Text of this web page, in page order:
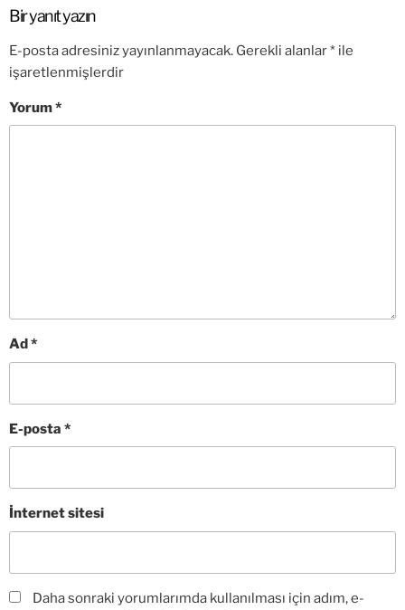
Bir yanıt yazın
E-posta adresiniz yayınlanmayacak. Gerekli alanlar* ile
işaretlenmişlerdir
Yorum*
Ad *
E-posta *
İnternet sitesi
Daha sonraki yorumlarımda kullanılması için adım, e-